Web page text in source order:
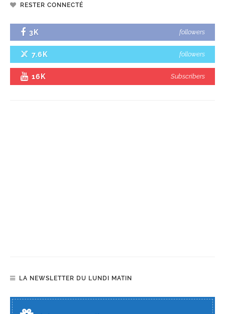
RESTER CONNECTÉ
3K followers
7.6K followers
16K Subscribers
LA NEWSLETTER DU LUNDI MATIN